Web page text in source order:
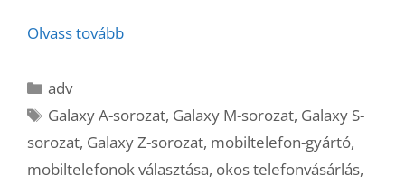
Olvass tovább
Kategória
adv
Címkék
Galaxy A-sorozat, Galaxy M-sorozat, Galaxy S-
sorozat, Galaxy Z-sorozat, mobiltelefon-gyártó,
mobiltelefonok választása, okos telefonvásárlás,